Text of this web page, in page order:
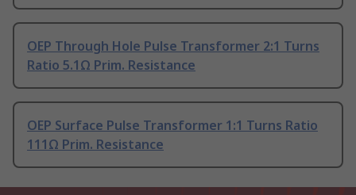
OEP Through Hole Pulse Transformer 2:1 Turns
Ratio 5.1Ω Prim. Resistance
OEP Surface Pulse Transformer 1:1 Turns Ratio
111Ω Prim. Resistance